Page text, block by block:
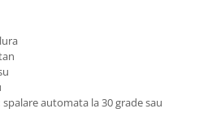
spalare automata la 30 grade sau